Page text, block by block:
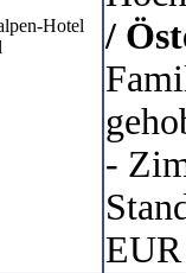
Hotel
/
-